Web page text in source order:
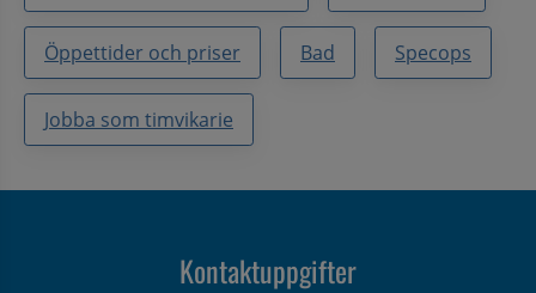
Öppettider och priser Bad Specops
Jobba som timvikarie
Kontaktuppgifter